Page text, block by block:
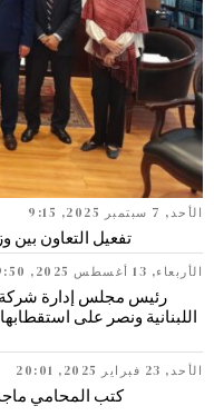
الأحد, 7 سبتمبر 2025, 9:15
تفعيل التعاون بين
الأربعاء, 13 أغسطس 2025, 9:50
اللبنانية ونصر على
الأحد, 23 فبراير 2025, 20:01
كتب المحامي